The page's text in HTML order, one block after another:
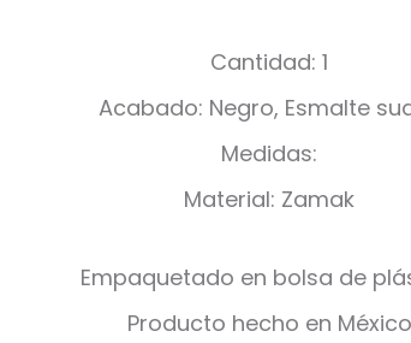
Cantidad: 1
Acabado: Negro, Esmalte
Medidas:
Material: Zamak
Empaquetado en bolsa de
Producto hecho en México